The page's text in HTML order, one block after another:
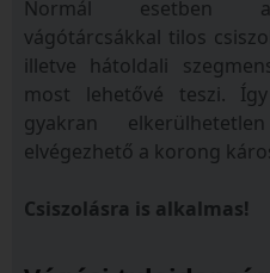
Normál esetben a
vágótárcsákkal tilos
illetve hátoldali
most lehetővé teszi.
gyakran
elvégezhető a korong
Csiszolásra is alkalmas!